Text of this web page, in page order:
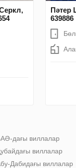
Пәтер
639886
дағы виллалар
виллалар
Дабидағы виллалар